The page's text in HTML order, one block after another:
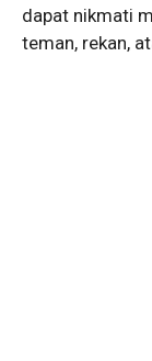
dapat nikmati
teman, rekan,